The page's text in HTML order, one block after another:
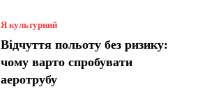
Я культурний
Відчуття польоту без ризику:
чому варто спробувати
аеротрубу